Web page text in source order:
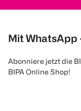
Mit WhatsApp
Abonniere jetzt die
BIPA Online Shop!